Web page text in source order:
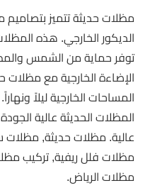
مظلات حديثة تتميز
الديكور الخارجي. هذه
توفر حماية من الشمس
الإضاءة الخارجية مع
المساحات الخارجية ليلاً
المظلات الحديثة عالية
عالية. مظلات حديثة, مظلات
مظلات فلل ريفية, تركيب
مظلات الرياض.